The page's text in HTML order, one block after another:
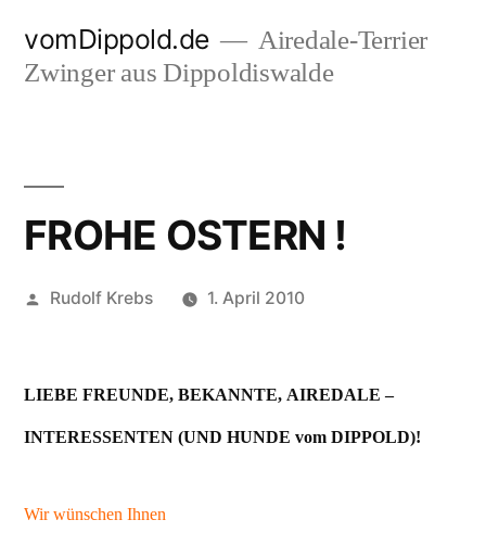
Inhalt
vomDippold.de
Airedale-Terrier
Zwinger aus Dippoldiswalde
FROHE OSTERN !
Veröffentlicht
Rudolf Krebs 1. April 2010
LIEBE FREUNDE, BEKANNTE, AIREDALE –
INTERESSENTEN (UND HUNDE vom DIPPOLD)!
Wir wünschen Ihnen